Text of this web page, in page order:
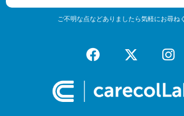
ご不明な点などありましたら気軽にお尋ね